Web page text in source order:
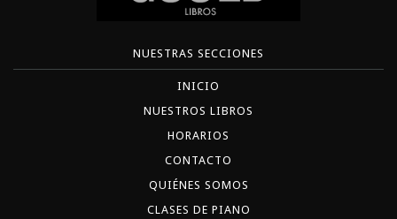
NUESTRAS SECCIONES
INICIO
NUESTROS LIBROS
HORARIOS
CONTACTO
QUIÉNES SOMOS
CLASES DE PIANO